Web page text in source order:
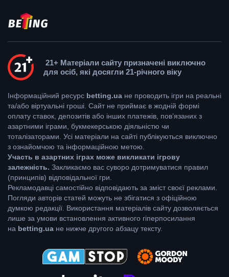
21+ Матеріали сайту призначені виключно
для осіб, які досягли 21-річного віку
Інформаційний ресурс betting.ua не проводить ігри на реальні
та/або віртуальні гроші. Сайт не приймає в жодній формі
оплату ставок, депозитів або інших платежів, пов’язаних з
азартними іграми, букмекерською діяльністю чи
тоталізаторами. Усі матеріали на сайті публікуються виключно
з ознайомчою та інформаційною метою.
Участь в азартних іграх може викликати ігрову
залежність. Закликаємо вас суворо дотримуватися правил
(принципів) відповідальної гри.
Рекламодавці самостійно відповідають за зміст своєї реклами.
Погляди авторів статей можуть не збігатися з офіційною
думкою редакції. Використання матеріалів сайту дозволяється
лише за умови встановлення активного гіперпосилання
на betting.ua не нижче другого абзацу тексту.